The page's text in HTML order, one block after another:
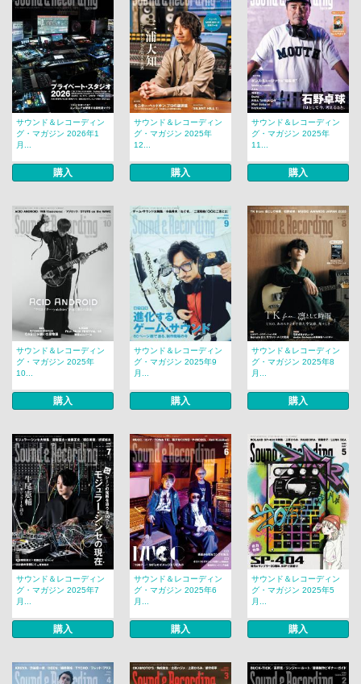
サウンド＆レコーディン
グ・マガジン 2026年1
月...
購入
サウンド＆レコーディン
グ・マガジン 2025年
12...
購入
サウンド＆レコーディン
グ・マガジン 2025年
11...
購入
サウンド＆レコーディン
グ・マガジン 2025年
10...
購入
サウンド＆レコーディン
グ・マガジン 2025年9
月...
購入
サウンド＆レコーディン
グ・マガジン 2025年8
月...
購入
サウンド＆レコーディン
グ・マガジン 2025年7
月...
購入
サウンド＆レコーディン
グ・マガジン 2025年6
月...
購入
サウンド＆レコーディン
グ・マガジン 2025年5
月...
購入